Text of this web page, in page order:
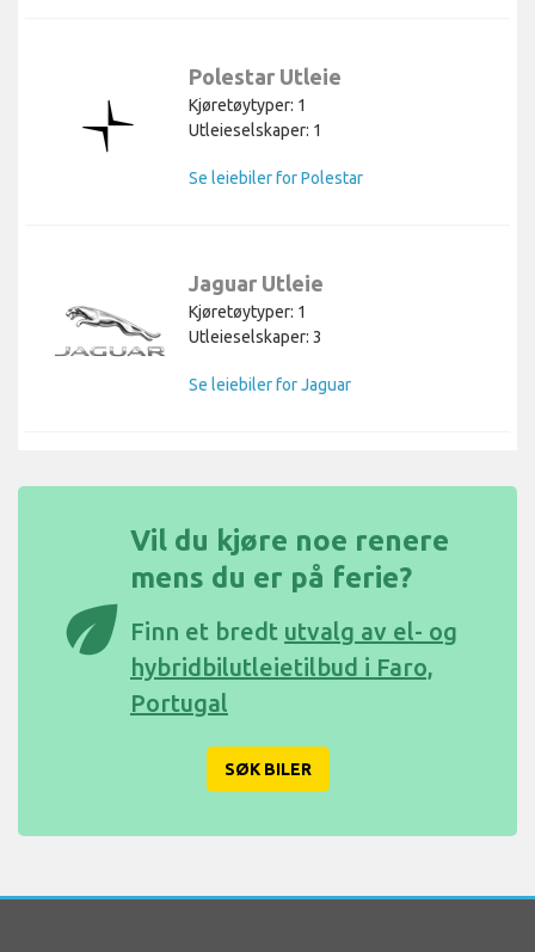
Polestar Utleie
Kjøretøytyper: 1
Utleieselskaper: 1
Se leiebiler for Polestar
Jaguar Utleie
Kjøretøytyper: 1
Utleieselskaper: 3
Se leiebiler for Jaguar
eco
Vil du kjøre noe renere
mens du er på ferie?
Finn et bredt utvalg av el- og
hybridbilutleietilbud i Faro,
Portugal
SØK BILER